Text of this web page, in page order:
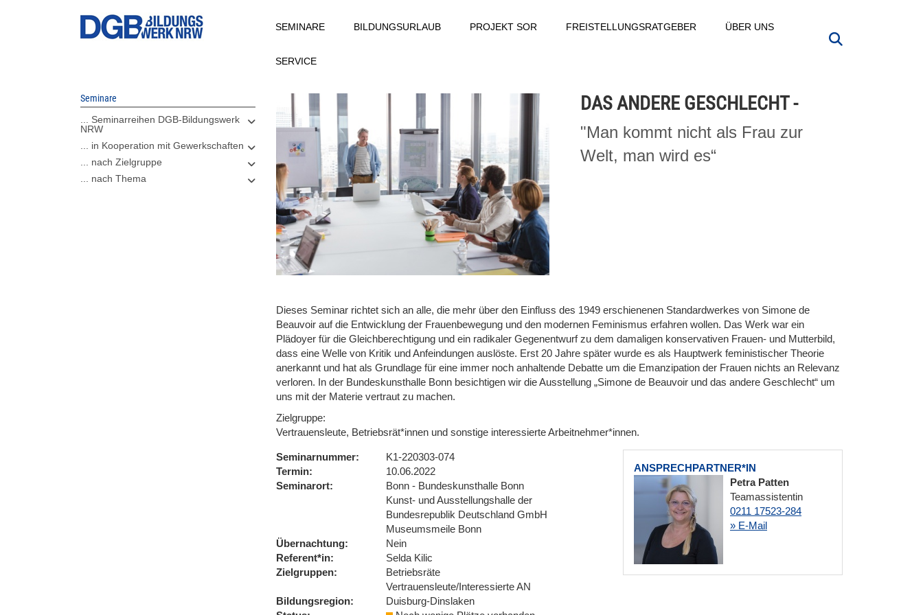
SEMINARE BILDUNGSURLAUB PROJEKT SOR FREISTELLUNGSRATGEBER ÜBER UNS
SERVICE
Seminare
... Seminarreihen DGB-Bildungswerk
NRW
... in Kooperation mit Gewerkschaften
... nach Zielgruppe
... nach Thema
DAS ANDERE GESCHLECHT -
"Man kommt nicht als Frau zur
Welt, man wird es“
Dieses Seminar richtet sich an alle, die mehr über den Einfluss des 1949 erschienenen Standardwerkes von Simone de
Beauvoir auf die Entwicklung der Frauenbewegung und den modernen Feminismus erfahren wollen. Das Werk war ein
Plädoyer für die Gleichberechtigung und ein radikaler Gegenentwurf zu dem damaligen konservativen Frauen- und Mutterbild,
dass eine Welle von Kritik und Anfeindungen auslöste. Erst 20 Jahre später wurde es als Hauptwerk feministischer Theorie
anerkannt und hat als Grundlage für eine immer noch anhaltende Debatte um die Emanzipation der Frauen nichts an Relevanz
verloren. In der Bundeskunsthalle Bonn besichtigen wir die Ausstellung „Simone de Beauvoir und das andere Geschlecht“ um
uns mit der Materie vertraut zu machen.
Zielgruppe:
Vertrauensleute, Betriebsrät*innen und sonstige interessierte Arbeitnehmer*innen.
ANSPRECHPARTNER*IN
Petra Patten
Teamassistentin
0211 17523-284
» E-Mail
Seminarnummer
K1-220303-074
Termin
10.06.2022
Seminarort
Bonn - Bundeskunsthalle Bonn
Kunst- und Ausstellungshalle der
Bundesrepublik Deutschland GmbH
Museumsmeile Bonn
Übernachtung
Nein
Referent*in
Selda Kilic
Zielgruppen
Betriebsräte
Vertrauensleute/Interessierte AN
Bildungsregion
Duisburg-Dinslaken